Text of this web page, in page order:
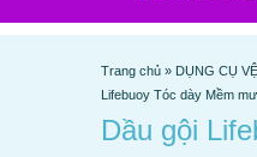
Trang chủ » DỤNG CỤ
Lifebuoy Tóc dày Mềm
Dầu gội